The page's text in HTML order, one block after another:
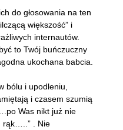
do głosowania na ten
większość” i
internautów.
to Twój buńczuczny
ukochana babcia.
bólu i upodleniu,
i czasem szumią
Was nikt już nie
rąk…..” . Nie